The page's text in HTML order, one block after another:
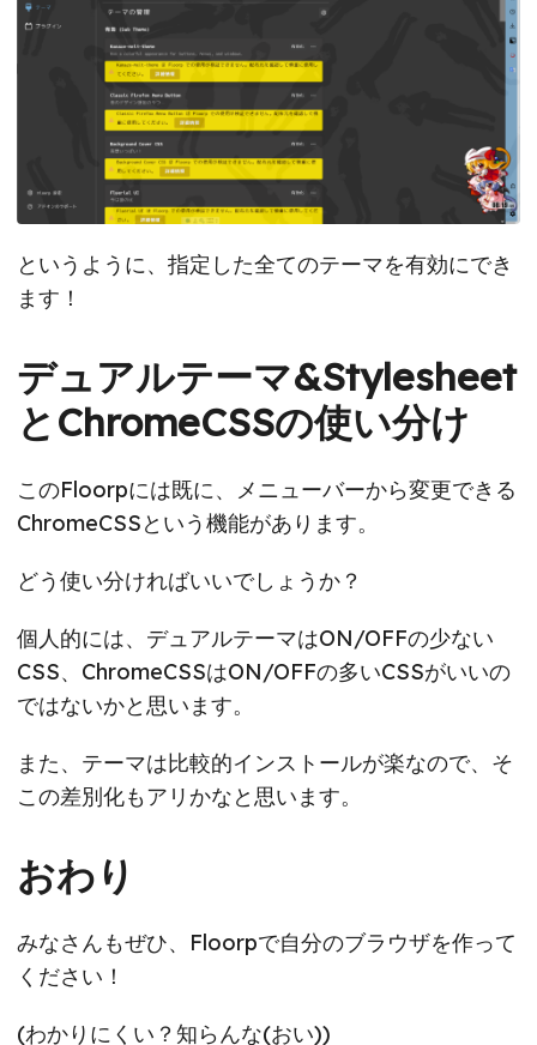
というように、指定した全てのテーマを有効にでき
ます！
デュアルテーマ&Stylesheet
とChromeCSSの使い分け
このFloorpには既に、メニューバーから変更できる
ChromeCSSという機能があります。
どう使い分ければいいでしょうか？
個人的には、デュアルテーマはON/OFFの少ない
CSS、ChromeCSSはON/OFFの多いCSSがいいの
ではないかと思います。
また、テーマは比較的インストールが楽なので、そ
この差別化もアリかなと思います。
おわり
みなさんもぜひ、Floorpで自分のブラウザを作って
ください！
(わかりにくい？知らんな(おい))